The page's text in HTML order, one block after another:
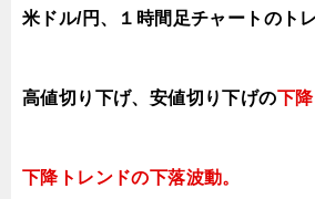
米ドル/円、１時間足チャートのト
高値切り下げ、安値切り下げの下
下降トレンドの下落波動。